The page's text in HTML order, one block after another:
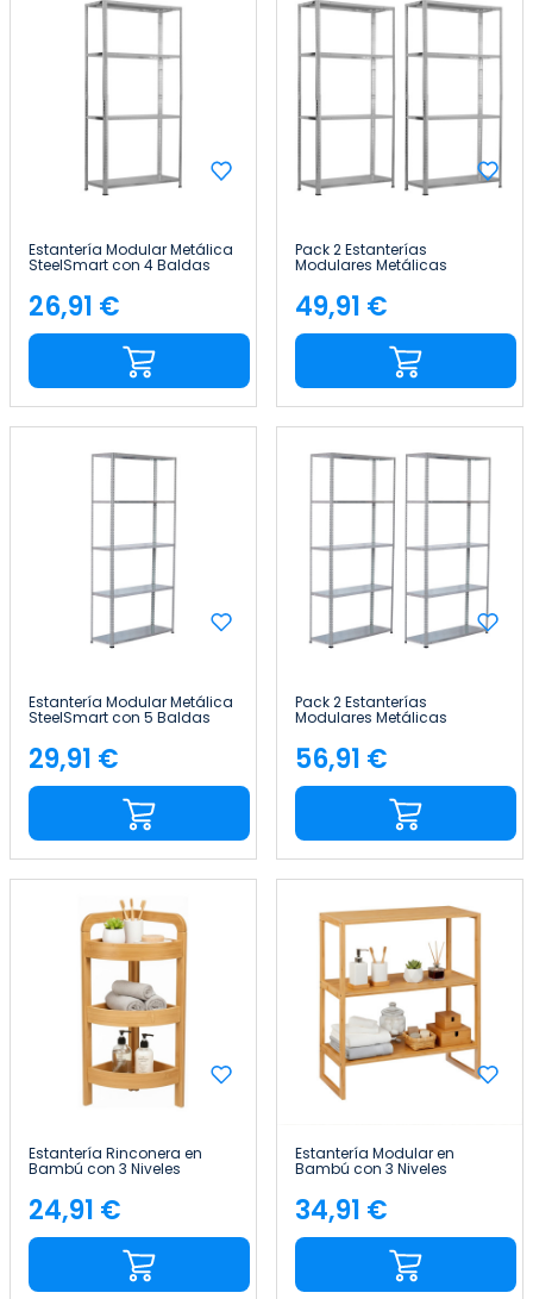
Estantería Modular Metálica
SteelSmart con 4 Baldas
Precio
26,91 €
Pack 2 Estanterías
Modulares Metálicas
160kg 145x30x70cm 7house
Precio
49,91 €
Estantería Modular Metálica
SteelSmart con 5 Baldas
Precio
29,91 €
Pack 2 Estanterías
Modulares Metálicas
200kg 180x30x90cm 7house
Precio
56,91 €
Estantería Rinconera en
Bambú con 3 Niveles
Home
Precio
24,91 €
Estantería Modular en
Bambú con 3 Niveles
Thinia Home
Precio
34,91 €